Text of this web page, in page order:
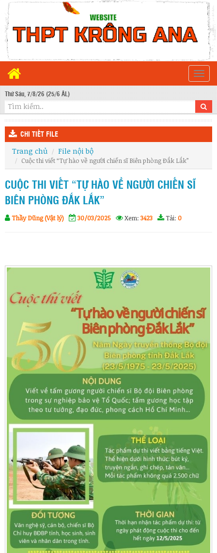
Thứ Sáu, 7/8/26 (25/6 ÂL)
CHI TIẾT FILE
Trang chủ File nội bộ
Cuộc thi viết “Tự hào về người chiến sĩ Biên phòng Đắk Lắk”
CUỘC THI VIẾT “TỰ HÀO VỀ NGƯỜI CHIẾN SĨ
BIÊN PHÒNG ĐẮK LẮK”
Thầy Dũng (Vật lý) 30/03/2025 Xem: 3423 Tải: 0